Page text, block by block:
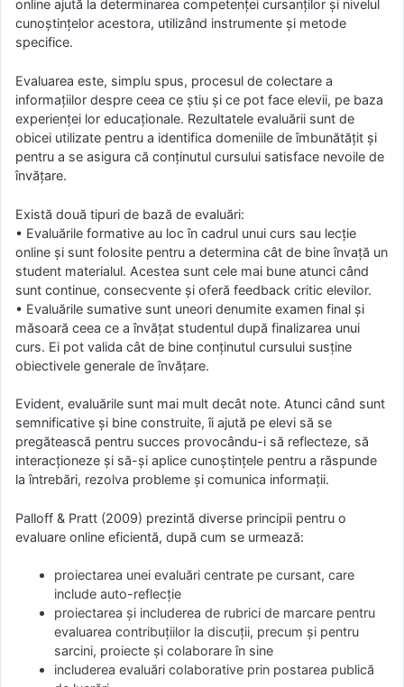
online ajută la determinarea competenței cursanților și nivelul
cunoștințelor acestora, utilizând instrumente și metode
specifice.
Evaluarea este, simplu spus, procesul de colectare a
informațiilor despre ceea ce știu și ce pot face elevii, pe baza
experienței lor educaționale. Rezultatele evaluării sunt de
obicei utilizate pentru a identifica domeniile de îmbunătățit și
pentru a se asigura că conținutul cursului satisface nevoile de
învățare.
Există două tipuri de bază de evaluări:
• Evaluările formative au loc în cadrul unui curs sau lecție
online și sunt folosite pentru a determina cât de bine învață un
student materialul. Acestea sunt cele mai bune atunci când
sunt continue, consecvente și oferă feedback critic elevilor.
• Evaluările sumative sunt uneori denumite examen final și
măsoară ceea ce a învățat studentul după finalizarea unui
curs. Ei pot valida cât de bine conținutul cursului susține
obiectivele generale de învățare.
Evident, evaluările sunt mai mult decât note. Atunci când sunt
semnificative și bine construite, îi ajută pe elevi să se
pregătească pentru succes provocându-i să reflecteze, să
interacționeze și să-și aplice cunoștințele pentru a răspunde
la întrebări, rezolva probleme și comunica informații.
Palloff & Pratt (2009) prezintă diverse principii pentru o
evaluare online eficientă, după cum se urmează:
proiectarea unei evaluări centrate pe cursant, care
include auto-reflecție
proiectarea și includerea de rubrici de marcare pentru
evaluarea contribuțiilor la discuții, precum și pentru
sarcini, proiecte și colaborare în sine
includerea evaluări colaborative prin postarea publică